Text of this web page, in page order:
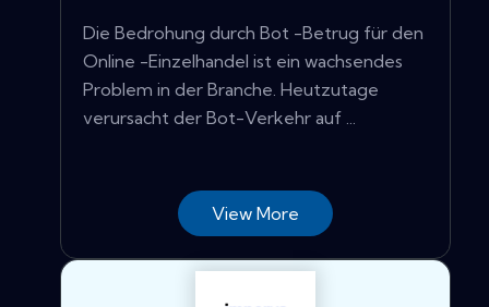
Die Bedrohung durch Bot -Betrug für den
Online -Einzelhandel ist ein wachsendes
Problem in der Branche. Heutzutage
verursacht der Bot-Verkehr auf ...
View More